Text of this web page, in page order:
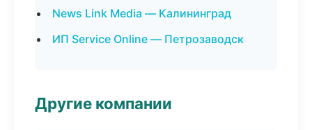
News Link Media — Калининград
ИП Service Online — Петрозаводск
Другие компании